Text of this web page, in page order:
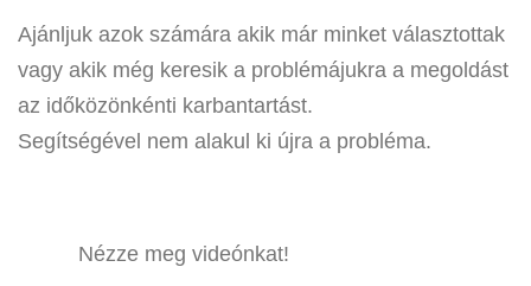
Ajánljuk azok számára akik már minket választottak
vagy akik még keresik a problémájukra a megoldást
az időközönkénti karbantartást.
Segítségével nem alakul ki újra a probléma.
Nézze meg videónkat!